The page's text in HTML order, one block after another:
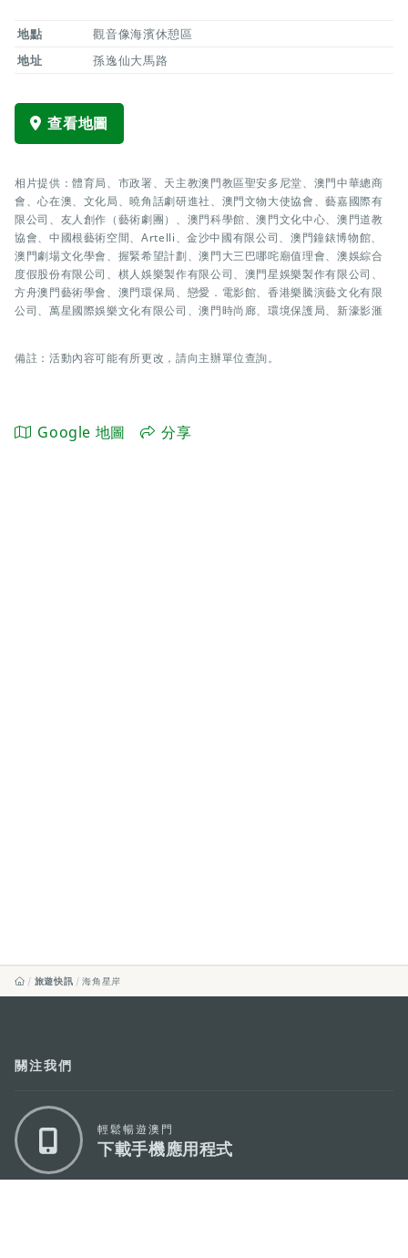
地點
觀音像海濱休憩區
地址
孫逸仙大馬路
查看地圖
相片提供：體育局、市政署、天主教澳門教區聖安多尼堂、澳門中華總商
會、心在澳、文化局、曉角話劇研進社、澳門文物大使協會、藝嘉國際有
限公司、友人創作（藝術劇團）、澳門科學館、澳門文化中心、澳門道教
協會、中國根藝術空間、Artelli、金沙中國有限公司、澳門鐘錶博物館、
澳門劇場文化學會、握緊希望計劃、澳門大三巴哪咤廟值理會、澳娛綜合
度假股份有限公司、棋人娛樂製作有限公司、澳門星娛樂製作有限公司、
方舟澳門藝術學會、澳門環保局、戀愛．電影館、香港樂騰演藝文化有限
公司、萬星國際娛樂文化有限公司、澳門時尚廊、環境保護局、新濠影滙
備註：活動內容可能有所更改，請向主辦單位查詢。
Google 地圖 分享
旅遊快訊 海角星岸
關注我們
輕鬆暢遊澳門
下載手機應用程式